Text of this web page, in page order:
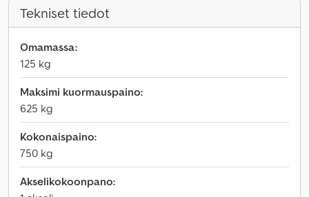
Tekniset tiedot
Omamassa:
125 kg
Maksimi kuormauspaino:
625 kg
Kokonaispaino:
750 kg
Akselikokoonpano: